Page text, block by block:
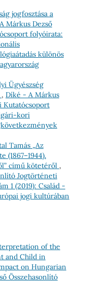
jogfosztása a
Márkus Dezső
folyóirata:
különös
Ügyészség
, Díké - A Márkus
Kutatócsoport
kori
Tamás „Az
(1867–1944).
című kötetéről ,
Jogtörténeti
1 (2019): Család -
jogi kultúrában
of the
and Child in
on Hungarian
Összehasonlító